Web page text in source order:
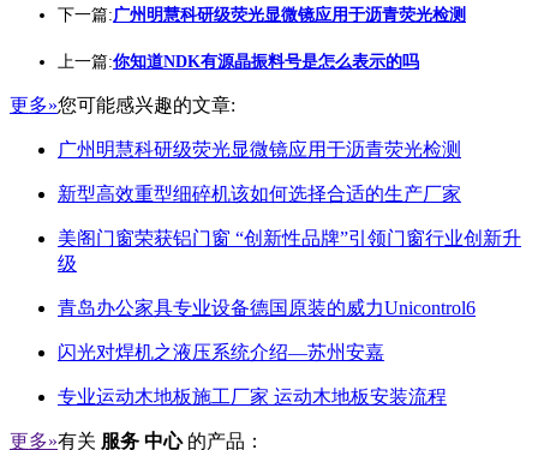
下一篇:广州明慧科研级荧光显微镜应用于沥青荧光检测
上一篇:你知道NDK有源晶振料号是怎么表示的吗
更多»您可能感兴趣的文章:
广州明慧科研级荧光显微镜应用于沥青荧光检测
新型高效重型细碎机该如何选择合适的生产厂家
美阁门窗荣获铝门窗 “创新性品牌”引领门窗行业创新升
级
青岛办公家具专业设备德国原装的威力Unicontrol6
闪光对焊机之液压系统介绍—苏州安嘉
专业运动木地板施工厂家 运动木地板安装流程
更多»有关 服务 中心 的产品：